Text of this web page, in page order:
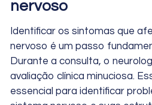
nervoso
Identificar os sintomas que
nervoso é um passo
Durante a consulta, o
avaliação clínica minuciosa.
essencial para identificar